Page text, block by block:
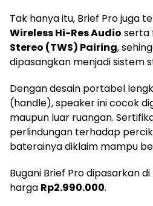
Tak hanya itu, Brief Pro juga
Wireless Hi-Res Audio serta
Stereo (TWS) Pairing,
dipasangkan menjadi sistem
Dengan desain portabel
(handle), speaker ini cocok
maupun luar ruangan.
perlindungan terhadap
baterainya diklaim mampu
Bugani Brief Pro dipasarkan
harga Rp2.990.000.